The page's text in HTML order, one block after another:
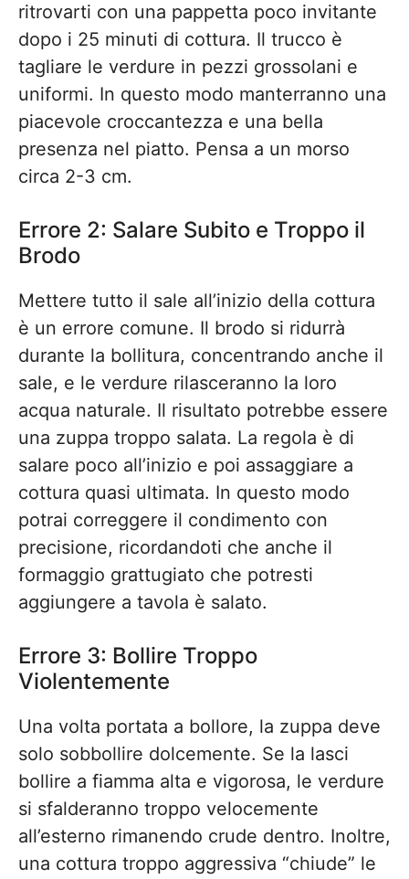
ritrovarti con una pappetta poco invitante
dopo i 25 minuti di cottura. Il trucco è
tagliare le verdure in pezzi grossolani e
uniformi. In questo modo manterranno una
piacevole croccantezza e una bella
presenza nel piatto. Pensa a un morso
circa 2-3 cm.
Errore 2: Salare Subito e Troppo il
Brodo
Mettere tutto il sale all’inizio della cottura
è un errore comune. Il brodo si ridurrà
durante la bollitura, concentrando anche il
sale, e le verdure rilasceranno la loro
acqua naturale. Il risultato potrebbe essere
una zuppa troppo salata. La regola è di
salare poco all’inizio e poi assaggiare a
cottura quasi ultimata. In questo modo
potrai correggere il condimento con
precisione, ricordandoti che anche il
formaggio grattugiato che potresti
aggiungere a tavola è salato.
Errore 3: Bollire Troppo
Violentemente
Una volta portata a bollore, la zuppa deve
solo sobbollire dolcemente. Se la lasci
bollire a fiamma alta e vigorosa, le verdure
si sfalderanno troppo velocemente
all’esterno rimanendo crude dentro. Inoltre,
una cottura troppo aggressiva “chiude” le